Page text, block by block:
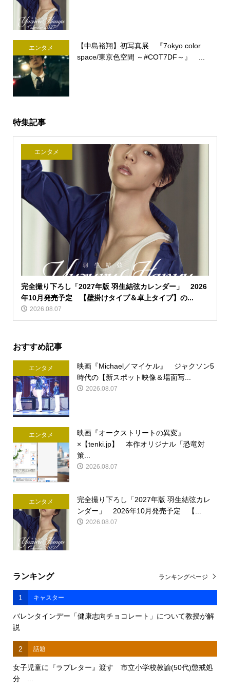
エンタメ
【中島裕翔】初写真展 『7okyo color
space/東京色空間 ～#COT7DF～』 ...
特集記事
エンタメ
完全撮り下ろし「2027年版 羽生結弦カレンダー」 2026
年10月発売予定 【壁掛けタイプ＆卓上タイプ】の...
2026.08.07
おすすめ記事
エンタメ
映画『Michael／マイケル』 ジャクソン5
時代の【新スポット映像＆場面写...
2026.08.07
エンタメ
映画『オークストリートの異変』
×【tenki.jp】 本作オリジナル「恐竜対
策...
2026.08.07
エンタメ
完全撮り下ろし「2027年版 羽生結弦カレ
ンダー」 2026年10月発売予定 【...
2026.08.07
ランキング
1 キャスター
バレンタインデー「健康志向チョコレート」について教授が解
説
2 話題
女子児童に『ラブレター』渡す 市立小学校教諭(50代)懲戒処
分 ...
ランキングページ